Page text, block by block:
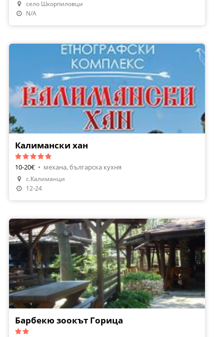
Направи Резервация
село Шкорпиловци
N/A
Калимански хан
10-20€ • механа, българска кухня
с.Калиманци
12-24
Барбекю зоокът Горица